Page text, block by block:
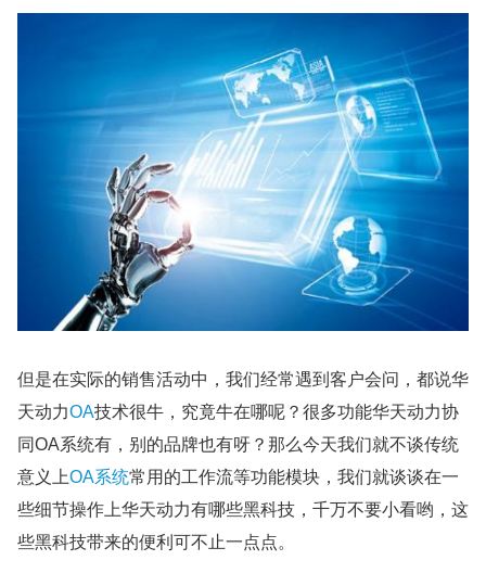
但是在实际的销售活动中，我们经常遇到客户会问，都说华
天动力OA技术很牛，究竟牛在哪呢？很多功能华天动力协
同OA系统有，别的品牌也有呀？那么今天我们就不谈传统
意义上OA系统常用的工作流等功能模块，我们就谈谈在一
些细节操作上华天动力有哪些黑科技，千万不要小看哟，这
些黑科技带来的便利可不止一点点。